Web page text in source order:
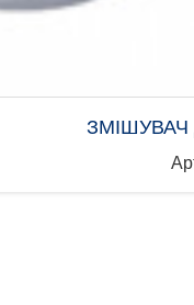
ЗМІШУВАЧ